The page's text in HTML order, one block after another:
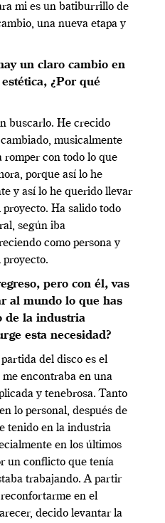
mi es un batiburrillo de
una nueva etapa y
un claro cambio en
¿Por qué
buscarlo. He crecido
musicalmente
romper con todo lo que
porque así lo he
y así lo he querido llevar
Ha salido todo
según iba
como persona y
proyecto.
pero con él, vas
al mundo lo que has
de la industria
esta necesidad?
del disco es el
encontraba en una
y tenebrosa. Tanto
lo personal, después de
tenido en la industria
en los últimos
un conflicto que tenía
trabajando. A partir
en el
decido levantar la